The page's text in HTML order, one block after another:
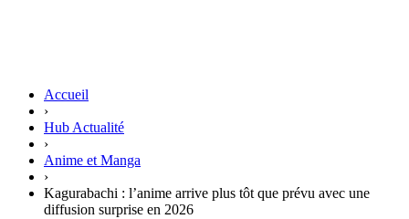
Accueil
›
Hub Actualité
›
Anime et Manga
›
Kagurabachi : l’anime arrive plus tôt que prévu avec une
diffusion surprise en 2026